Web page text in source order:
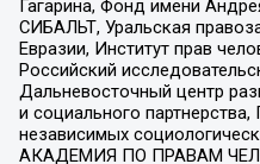
Гагарина, Фонд имени
СИБАЛЬТ, Уральская
Евразии, Институт прав
Российский
Дальневосточный центр
и социального
независимых
АКАДЕМИЯ ПО ПРАВАМ